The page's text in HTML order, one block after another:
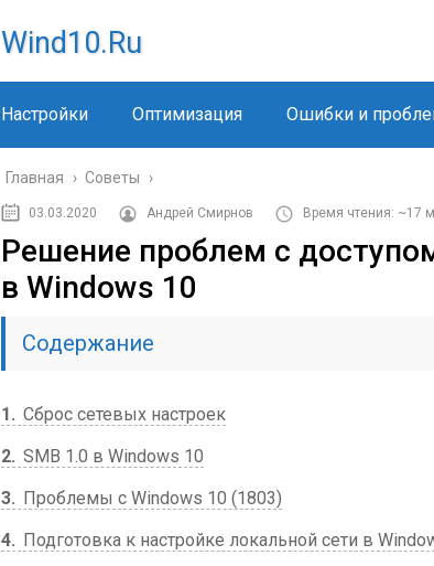
Wind10.ru
Настройки Оптимизация Ошибки и
Главная › Советы ›
03.03.2020 Андрей Смирнов Время чтения: ~17
Решение проблем с
в Windows 10
Содержание
1
Сброс сетевых настроек
2 SMB 1.0 в Windows 10
3
Проблемы с Windows 10 (1803)
4
Подготовка к настройке локальной сети в